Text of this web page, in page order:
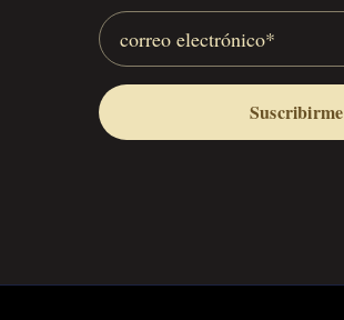
Suscribirme